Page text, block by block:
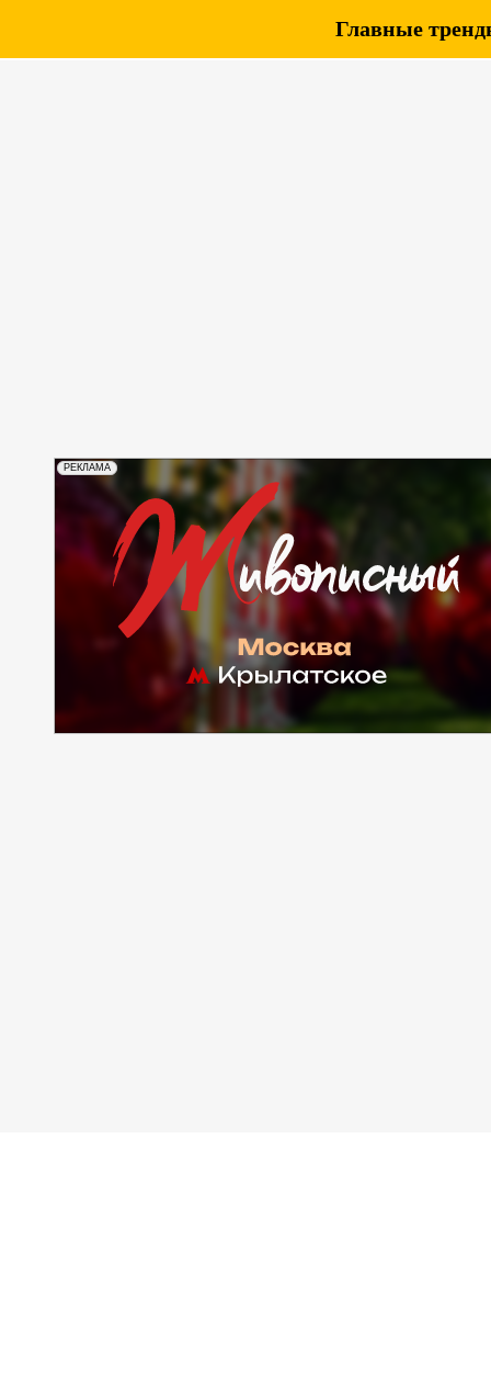
РЕКЛАМА
Главные